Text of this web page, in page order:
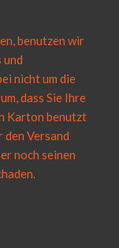
benutzen wir
nicht um die
dass Sie Ihre
Karton benutzt
Versand
noch seinen